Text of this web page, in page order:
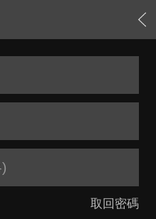
取回密碼